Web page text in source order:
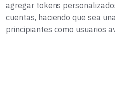
agregar tokens
cuentas, haciendo que sea
principiantes como usuarios